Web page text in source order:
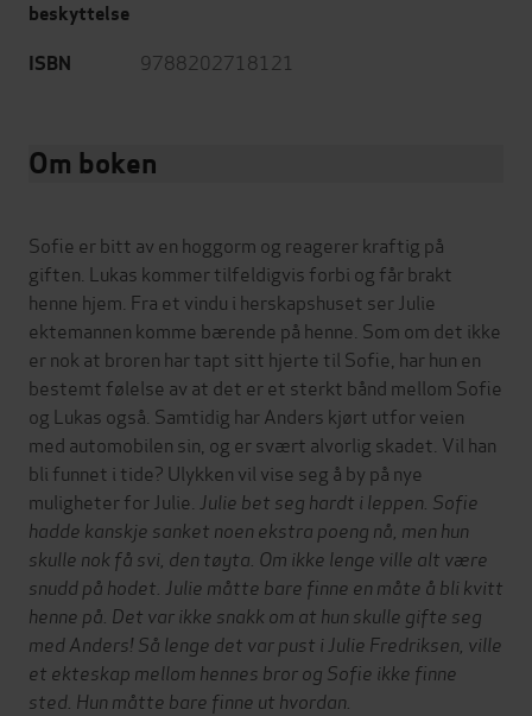
beskyttelse
ISBN 9788202718121
Om boken
Sofie er bitt av en hoggorm og reagerer kraftig på
giften. Lukas kommer tilfeldigvis forbi og får brakt
henne hjem. Fra et vindu i herskapshuset ser Julie
ektemannen komme bærende på henne. Som om det ikke
er nok at broren har tapt sitt hjerte til Sofie, har hun en
bestemt følelse av at det er et sterkt bånd mellom Sofie
og Lukas også. Samtidig har Anders kjørt utfor veien
med automobilen sin, og er svært alvorlig skadet. Vil han
bli funnet i tide? Ulykken vil vise seg å by på nye
muligheter for Julie. Julie bet seg hardt i leppen. Sofie
hadde kanskje sanket noen ekstra poeng nå, men hun
skulle nok få svi, den tøyta. Om ikke lenge ville alt være
snudd på hodet. Julie måtte bare finne en måte å bli kvitt
henne på. Det var ikke snakk om at hun skulle gifte seg
med Anders! Så lenge det var pust i Julie Fredriksen, ville
et ekteskap mellom hennes bror og Sofie ikke finne
sted. Hun måtte bare finne ut hvordan.